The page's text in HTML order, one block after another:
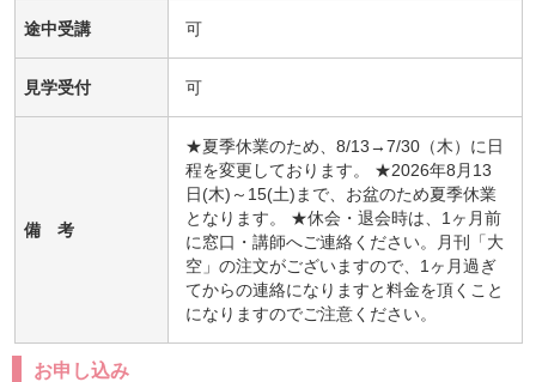
途中受講 可
見学受付 可
備 考
★夏季休業のため、8/13→7/30（木）に日
程を変更しております。 ★2026年8月13
日(木)～15(土)まで、お盆のため夏季休業
となります。 ★休会・退会時は、1ヶ月前
に窓口・講師へご連絡ください。月刊「大
空」の注文がございますので、1ヶ月過ぎ
てからの連絡になりますと料金を頂くこと
になりますのでご注意ください。
お申し込み